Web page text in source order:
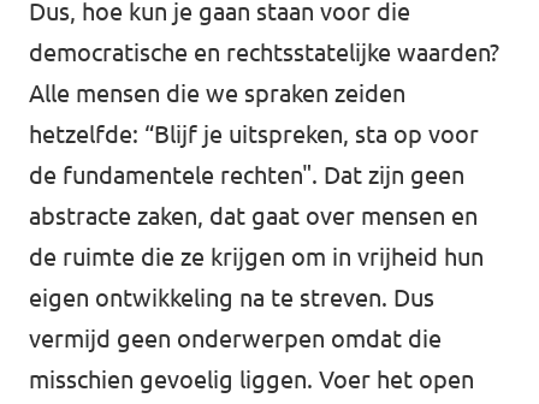
Dus, hoe kun je gaan staan voor die
democratische en rechtsstatelijke waarden?
Alle mensen die we spraken zeiden
hetzelfde: “Blijf je uitspreken, sta op voor
de fundamentele rechten". Dat zijn geen
abstracte zaken, dat gaat over mensen en
de ruimte die ze krijgen om in vrijheid hun
eigen ontwikkeling na te streven. Dus
vermijd geen onderwerpen omdat die
misschien gevoelig liggen. Voer het open